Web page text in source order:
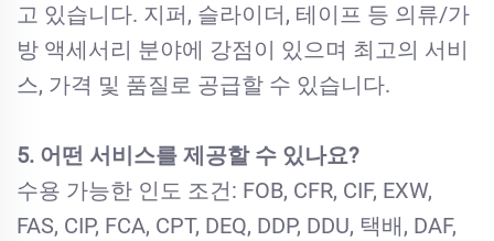
고 있습니다. 지퍼, 슬라이더, 테이프 등 의류/가
방 액세서리 분야에 강점이 있으며 최고의 서비
스, 가격 및 품질로 공급할 수 있습니다.
5. 어떤 서비스를 제공할 수 있나요?
수용 가능한 인도 조건: FOB, CFR, CIF, EXW,
FAS, CIP, FCA, CPT, DEQ, DDP, DDU, 택배, DAF,